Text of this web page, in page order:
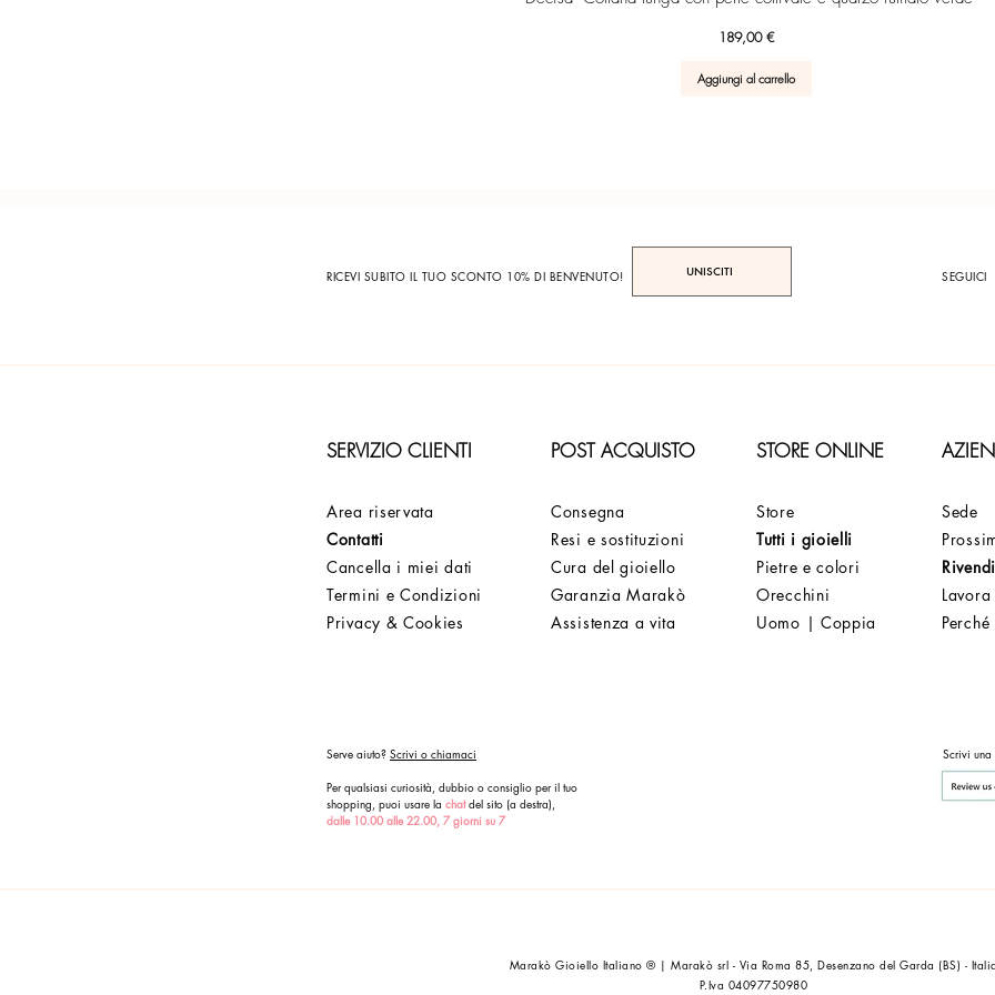
Prezzo
189,00 €
Aggiungi al carrello
RICEVI SUBITO IL TUO SCONTO 10% DI BENVENUTO! UNISCITI SEGUICI
SERVIZIO CLIENTI POST ACQUISTO STORE ONLINE
Area riservata
Contatti
Cancella i miei dati
Termini e Condizioni
Privacy & Cookies
Consegna
Resi e sostituzioni
Cura del gioiello
Garanzia Marakò
Assistenza a vita
Store
Tutti i gioielli
Pietre e colori
Orecchini
Uomo | Coppia
Sede
Serve aiuto? Scrivi o chiamaci
Per qualsiasi curiosità, dubbio o consiglio per il tuo
shopping, puoi usare la chatdel sito (a destra),
dalle 10.00 alle 22.00, 7 giorni su 7
Scrivi una
Marakò Gioiello Italiano ® | Marakò srl - Via Roma 85, Desenzano del Garda (BS) -
P.Iva 04097750980